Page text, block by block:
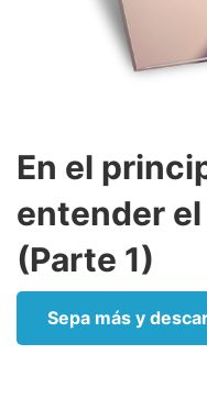
En el
entender
(Parte 1)
Sepa más y